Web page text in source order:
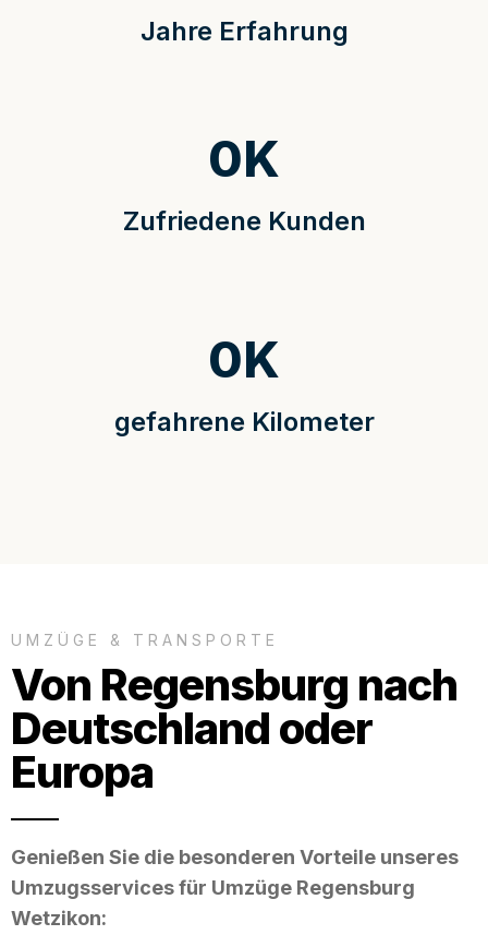
Jahre Erfahrung
Zufriedene Kunden
0K
gefahrene Kilometer
0K
UMZÜGE & TRANSPORTE
Von Regensburg nach
Deutschland oder
Europa
Genießen Sie die besonderen Vorteile unseres
Umzugsservices für Umzüge Regensburg
Wetzikon: